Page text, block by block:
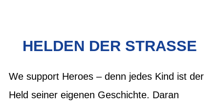
HELDEN DER STRASSE
We support Heroes – denn jedes Kind ist der
Held seiner eigenen Geschichte. Daran